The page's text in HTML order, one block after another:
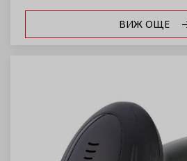
ВИЖ ОЩЕ